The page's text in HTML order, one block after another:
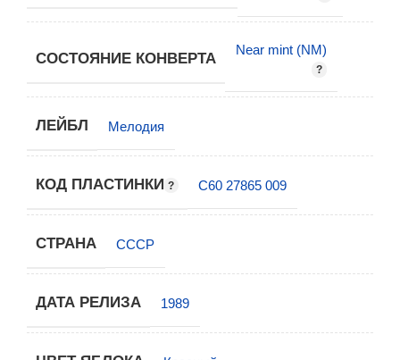
СОСТОЯНИЕ КОНВЕРТА
Near mint (NM)
ЛЕЙБЛ Мелодия
КОД ПЛАСТИНКИ С60 27865 009
СТРАНА СССР
ДАТА РЕЛИЗА 1989